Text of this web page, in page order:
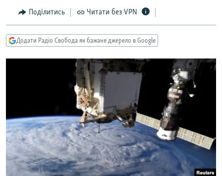
навігації
Перейти
до
ЕКОНОМІКА
КУЛЬТУРА
РОСІЙСЬКА «ФІЛЬТРАЦІЯ»
КРИМ.РЕАЛІЇ
КИТАЙ.ВИКЛИКИ
МУЛЬТИМЕДІА
ФОТО
СПЕЦПРОЄКТИ
ПОДКАСТИ
Поділитись Читати без VPN
Додати Радіо Свобода як бажане джерело в Google